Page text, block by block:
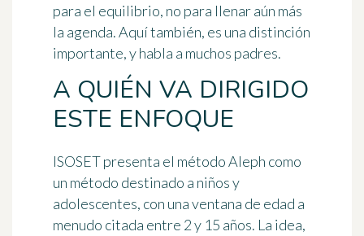
para el equilibrio, no para llenar aún más
la agenda. Aquí también, es una distinción
importante, y habla a muchos padres.
A QUIÉN VA DIRIGIDO
ESTE ENFOQUE
ISOSET presenta el método Aleph como
un método destinado a niños y
adolescentes, con una ventana de edad a
menudo citada entre 2 y 15 años. La idea,